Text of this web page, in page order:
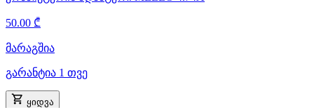
50.00 ₾
მარაგშია
გარანტია 1 თვე
ყიდვა